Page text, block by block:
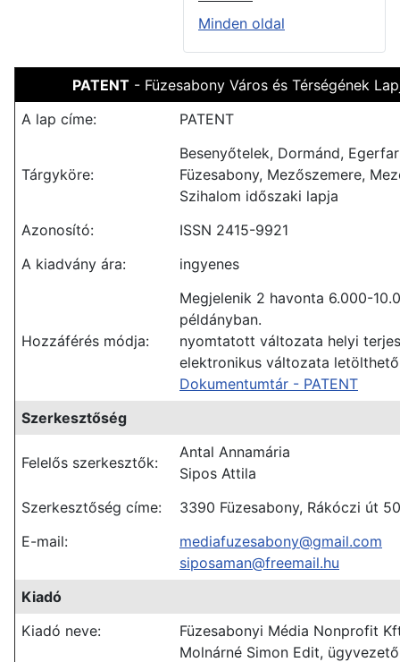
Minden oldal
PATENT- Füzesabony Város és Térségének
A lap címe:
PATENT
Tárgyköre:
Besenyőtelek, Dormánd,
Füzesabony, Mezőszemere,
Szihalom időszaki lapja
Azonosító:
ISSN 2415-9921
A kiadvány ára:
ingyenes
Hozzáférés módja:
Megjelenik 2 havonta 6.000-
példányban.
nyomtatott változata helyi
elektronikus változata
Dokumentumtár - PATENT
Szerkesztőség
Felelős szerkesztők:
Antal Annamária
Sipos Attila
Szerkesztőség címe:
3390 Füzesabony, Rákóczi út
E-mail:
mediafuzesabony@gmail.com
siposaman@freemail.hu
Kiadó
Kiadó neve:
Füzesabonyi Média Nonprofit
Molnárné Simon Edit, ügyvezető